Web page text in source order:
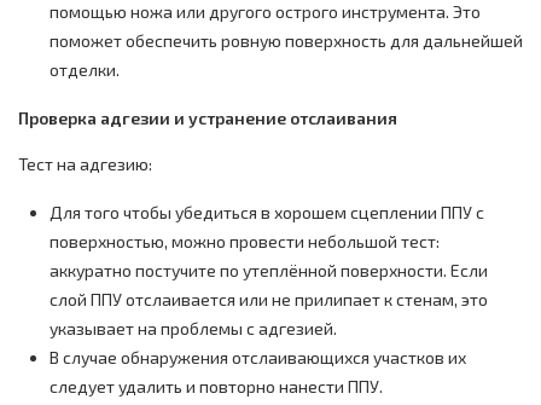
помощью ножа или другого острого инструмента. Это
поможет обеспечить ровную поверхность для дальнейшей
отделки.
Проверка адгезии и устранение отслаивания
Тест на адгезию:
Для того чтобы убедиться в хорошем сцеплении ППУ с
поверхностью, можно провести небольшой тест:
аккуратно постучите по утеплённой поверхности. Если
слой ППУ отслаивается или не прилипает к стенам, это
указывает на проблемы с адгезией.
В случае обнаружения отслаивающихся участков их
следует удалить и повторно нанести ППУ.